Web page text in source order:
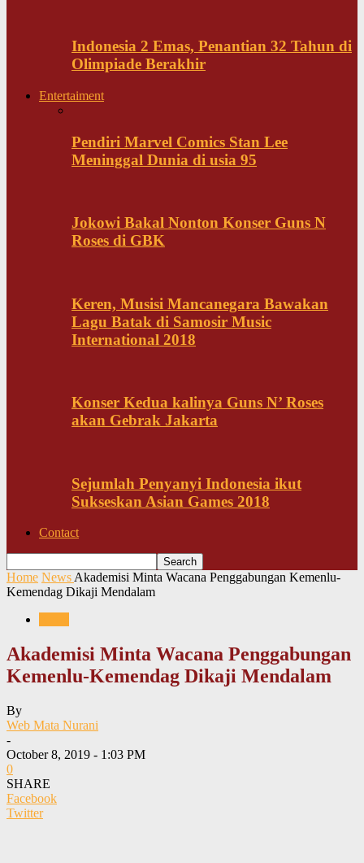
Indonesia 2 Emas, Penantian 32 Tahun di
Olimpiade Berakhir
Entertaiment
Pendiri Marvel Comics Stan Lee
Meninggal Dunia di usia 95
Jokowi Bakal Nonton Konser Guns N
Roses di GBK
Keren, Musisi Mancanegara Bawakan
Lagu Batak di Samosir Music
International 2018
Konser Kedua kalinya Guns N’ Roses
akan Gebrak Jakarta
Sejumlah Penyanyi Indonesia ikut
Sukseskan Asian Games 2018
Contact
Home News Akademisi Minta Wacana Penggabungan Kemenlu-
Kemendag Dikaji Mendalam
Akademisi Minta Wacana Penggabungan
Kemenlu-Kemendag Dikaji Mendalam
By
Web Mata Nurani
-
October 8, 2019 - 1:03 PM
0
SHARE
Facebook
Twitter